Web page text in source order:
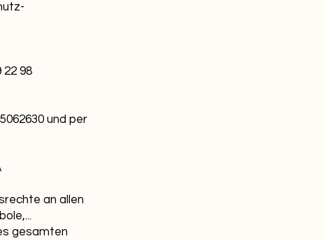
22 98
und per
an allen
gesamten